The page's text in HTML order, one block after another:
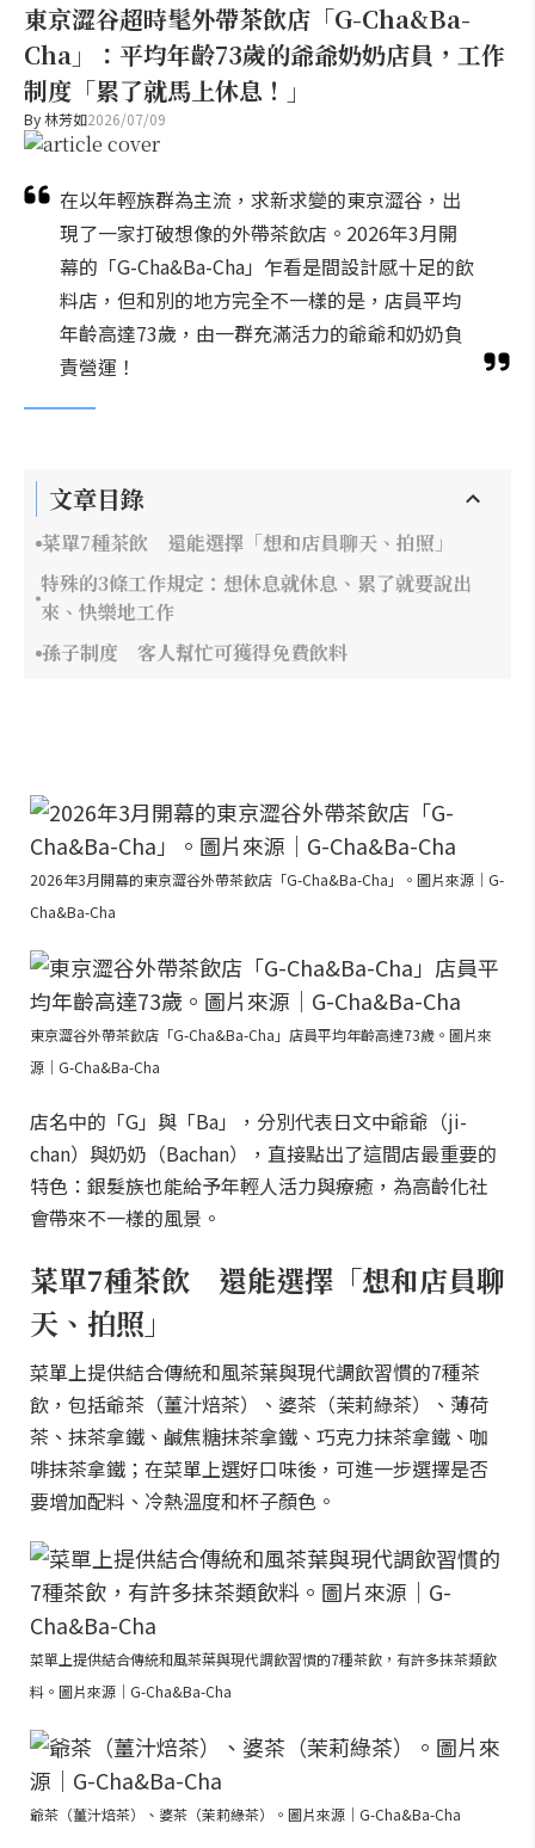
東京澀谷超時髦外帶茶飲店「G-Cha&Ba-
Cha」：平均年齡73歲的爺爺奶奶店員，工作
制度「累了就馬上休息！」
By林芳如2026/07/09
在以年輕族群為主流，求新求變的東京澀谷，出
現了一家打破想像的外帶茶飲店。2026年3月開
幕的「G-Cha&Ba-Cha」乍看是間設計感十足的飲
料店，但和別的地方完全不一樣的是，店員平均
年齡高達73歲，由一群充滿活力的爺爺和奶奶負
責營運！
文章目錄
菜單7種茶飲 還能選擇「想和店員聊天、拍照」
特殊的3條工作規定：想休息就休息、累了就要說出
來、快樂地工作
孫子制度 客人幫忙可獲得免費飲料
2026年3月開幕的東京澀谷外帶茶飲店「G-Cha&Ba-Cha」。圖片來源｜G-
Cha&Ba-Cha
東京澀谷外帶茶飲店「G-Cha&Ba-Cha」店員平均年齡高達73歲。圖片來
源｜G-Cha&Ba-Cha
店名中的「G」與「Ba」，分別代表日文中爺爺（ji-
chan）與奶奶（Bachan），直接點出了這間店最重要的
特色：銀髮族也能給予年輕人活力與療癒，為高齡化社
會帶來不一樣的風景。
菜單7種茶飲 還能選擇「想和店員聊
天、拍照」
菜單上提供結合傳統和風茶葉與現代調飲習慣的7種茶
飲，包括爺茶（薑汁焙茶）、婆茶（茉莉綠茶）、薄荷
茶、抹茶拿鐵、鹹焦糖抹茶拿鐵、巧克力抹茶拿鐵、咖
啡抹茶拿鐵；在菜單上選好口味後，可進一步選擇是否
要增加配料、冷熱溫度和杯子顏色。
菜單上提供結合傳統和風茶葉與現代調飲習慣的7種茶飲，有許多抹茶類飲
料。圖片來源｜G-Cha&Ba-Cha
爺茶（薑汁焙茶）、婆茶（茉莉綠茶）。圖片來源｜G-Cha&Ba-Cha